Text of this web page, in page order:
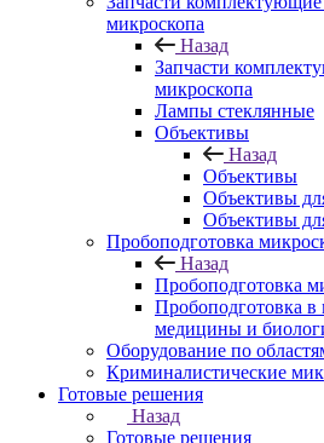
микроскопа
Назад
Запчасти
микроскопа
Лампы стеклянные
Объективы
Назад
Объективы
Объективы
Объективы
Пробоподготовка
Назад
Пробоподготовка
Пробоподготовка
медицины и
Оборудование по
Криминалистические
Готовые решения
Назад
Готовые решения